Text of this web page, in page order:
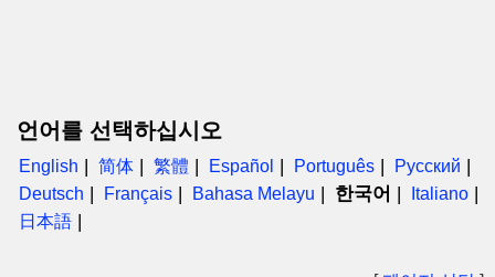
언어를 선택하십시오
English 简体 繁體 Español Português
Русский
Deutsch
Français Bahasa Melayu 한국어
Italiano
日本語